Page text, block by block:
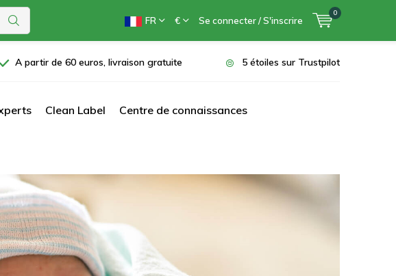
FR € Se connecter / S'inscrire
0
A partir de 60 euros, livraison gratuite 5 étoiles sur Trustpilot
Clean Label Centre de connaissances